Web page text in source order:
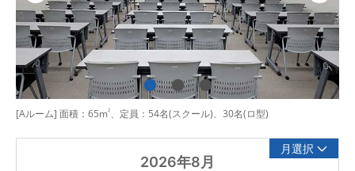
[Aルーム] 面積：65m2、定員：54名(スクール)、30名(ロ型)
月選択
2026年8月